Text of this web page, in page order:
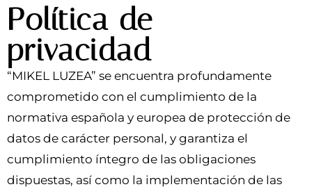
Política de
privacidad
“MIKEL LUZEA” se encuentra profundamente
comprometido con el cumplimiento de la
normativa española y europea de protección de
datos de carácter personal, y garantiza el
cumplimiento íntegro de las obligaciones
dispuestas, así como la implementación de las